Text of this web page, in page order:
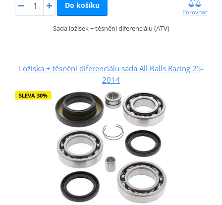
Do košíku
Porovnat
Sada ložisek + těsnění diferenciálu (ATV)
Ložiska + těsnění diferenciálu sada All Balls Racing 25-
2014
SLEVA 30%